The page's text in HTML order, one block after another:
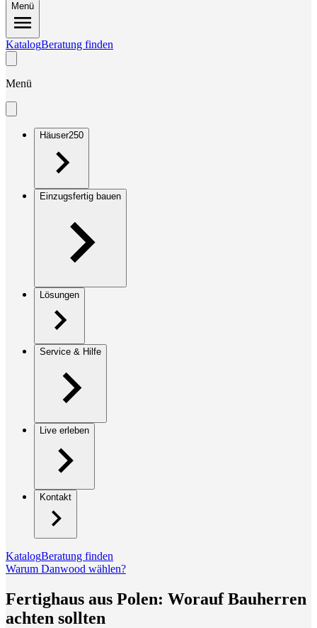
Menü
KatalogBeratung finden
Menü
Häuser250
Einzugsfertig bauen
Lösungen
Service & Hilfe
Live erleben
Kontakt
KatalogBeratung finden
Warum Danwood wählen?
Fertighaus aus Polen: Worauf Bauherren
achten sollten